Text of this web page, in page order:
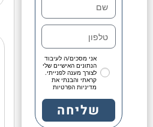
אני מסכים/ה לעיבוד
הנתונים האישיים שלי
לצורך מענה לפנייתי.
קראתי והבנתי את
מדיניות הפרטיות
שליחה